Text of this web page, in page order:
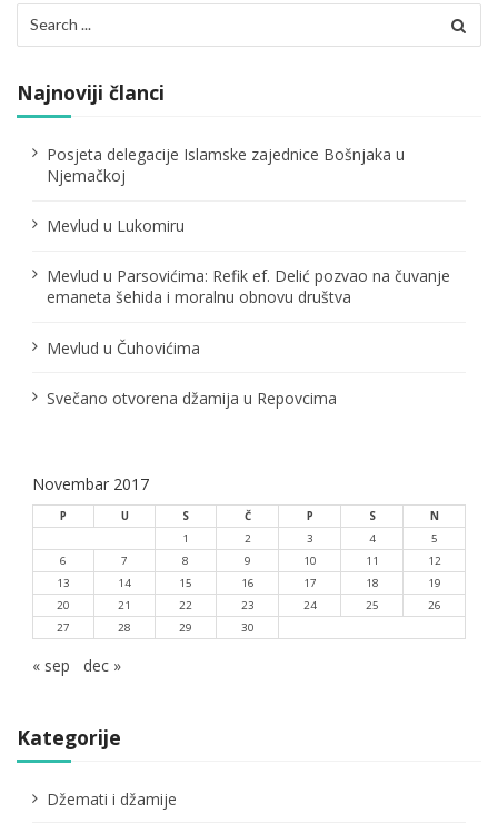
for:
Najnoviji članci
Posjeta delegacije Islamske zajednice Bošnjaka u
Njemačkoj
Mevlud u Lukomiru
Mevlud u Parsovićima: Refik ef. Delić pozvao na čuvanje
emaneta šehida i moralnu obnovu društva
Mevlud u Čuhovićima
Svečano otvorena džamija u Repovcima
Novembar 2017
P U S Č P S
N
1
2 3 4
5
6
7 8 9 10 11
12
13
14 15 16 17 18
19
20
21 22 23 24 25
26
27
28 29 30
« sep dec »
Kategorije
Džemati i džamije